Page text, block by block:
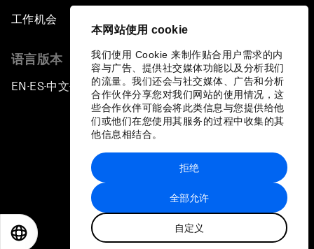
本网站使用 cookie
我们使用 Cookie 来制作贴合用户需求的内
容与广告、提供社交媒体功能以及分析我们
的流量。我们还会与社交媒体、广告和分析
合作伙伴分享您对我们网站的使用情况，这
些合作伙伴可能会将此类信息与您提供给他
们或他们在您使用其服务的过程中收集的其
他信息相结合。
全部允许
自定义
拒绝
工作机会
语言版本
EN ▪ES▪中文▪ 日本語
站点地图
世界经济论坛